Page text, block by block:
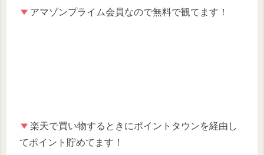
アマゾンプライム会員なので無料で観てます！
楽天で買い物するときにポイントタウンを経由し
てポイント貯めてます！